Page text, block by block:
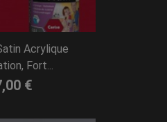
Acrylique
Fort...
€